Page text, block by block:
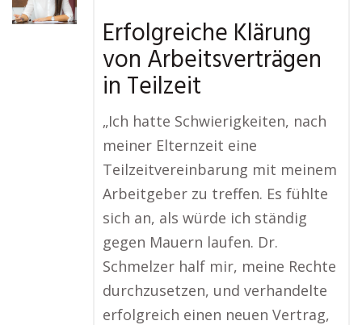
Erfolgreiche Klärung
von Arbeitsverträgen
in Teilzeit
„Ich hatte Schwierigkeiten, nach
meiner Elternzeit eine
Teilzeitvereinbarung mit meinem
Arbeitgeber zu treffen. Es fühlte
sich an, als würde ich ständig
gegen Mauern laufen. Dr.
Schmelzer half mir, meine Rechte
durchzusetzen, und verhandelte
erfolgreich einen neuen Vertrag,